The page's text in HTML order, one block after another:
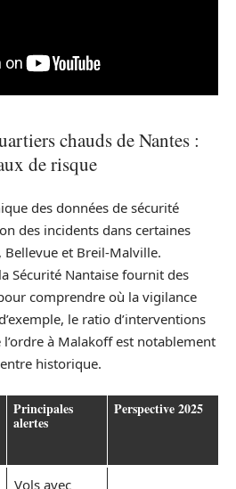
chauds de Nantes :
de risque
des données de sécurité
des incidents dans certaines
et Breil-Malville.
Sécurité Nantaise fournit des
comprendre où la vigilance
le ratio d’interventions
à Malakoff est notablement
historique.
Principales
alertes
Perspective 2025
Vols avec